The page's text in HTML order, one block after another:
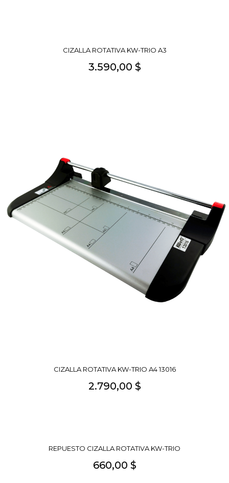
CIZALLA ROTATIVA KW-TRIO A3
3.590,00 $
CIZALLA ROTATIVA KW-TRIO A4 13016
2.790,00 $
REPUESTO CIZALLA ROTATIVA KW-TRIO
660,00 $